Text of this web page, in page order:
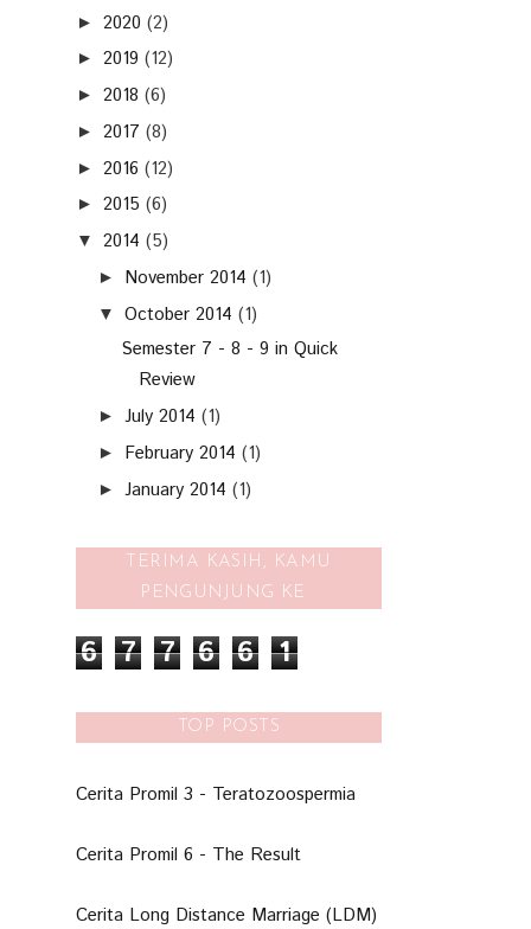
► 2020 (2)
► 2019 (12)
► 2018 (6)
► 2017 (8)
► 2016 (12)
► 2015 (6)
▼ 2014 (5)
► November 2014 (1)
▼ October 2014 (1)
Semester 7 - 8 - 9 in Quick
Review
► July 2014 (1)
► February 2014 (1)
► January 2014 (1)
TERIMA KASIH, KAMU
PENGUNJUNG KE
6 7 7 6 6 1
TOP POSTS
Cerita Promil 3 - Teratozoospermia
Cerita Promil 6 - The Result
Cerita Long Distance Marriage (LDM)